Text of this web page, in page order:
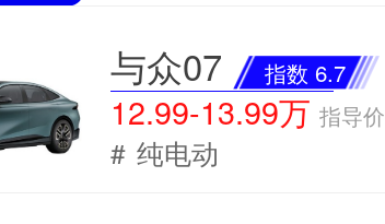
与众07 指数 6.7
12.99-13.99万 指导价
# 纯电动